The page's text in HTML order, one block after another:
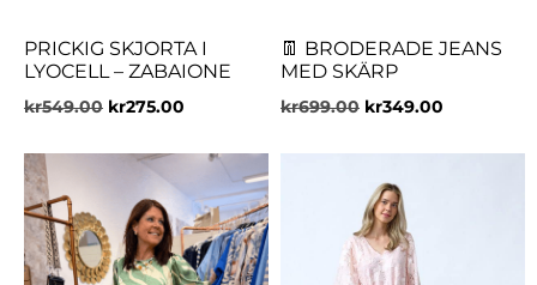
PRICKIG SKJORTA I
LYOCELL – ZABAIONE
kr549.00 kr275.00
👖 BRODERADE JEANS
MED SKÄRP
kr699.00 kr349.00